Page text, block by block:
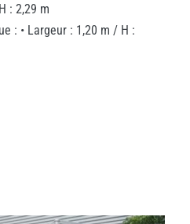
: 2,29 m
: • Largeur : 1,20 m / H :